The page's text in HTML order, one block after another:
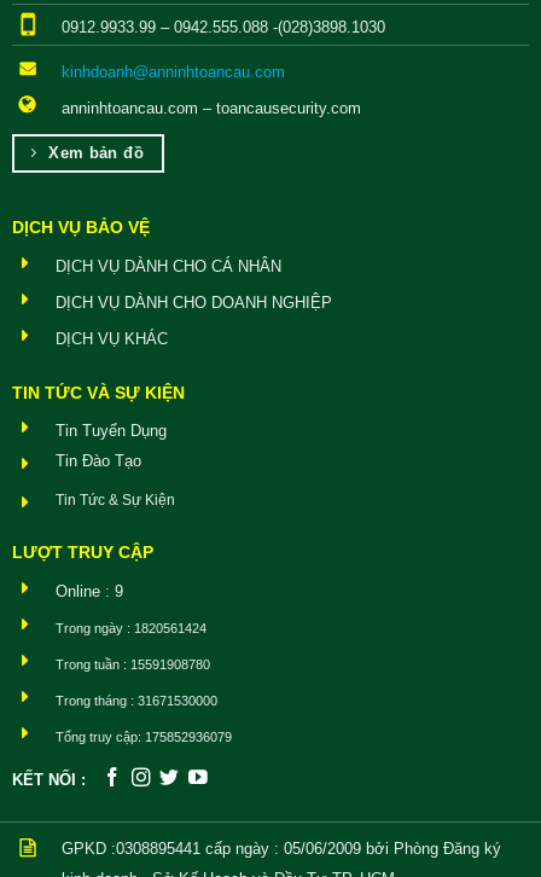
0912.9933.99 – 0942.555.088 -(028)3898.1030
kinhdoanh@anninhtoancau.com
anninhtoancau.com – toancausecurity.com
Xem bản đồ
DỊCH VỤ BẢO VỆ
DỊCH VỤ DÀNH CHO CÁ NHÂN
DỊCH VỤ DÀNH CHO DOANH NGHIỆP
DỊCH VỤ KHÁC
TIN TỨC VÀ SỰ KIỆN
Tin Tuyển Dụng
Tin Đào Tạo
Tin Tức & Sự Kiện
LƯỢT TRUY CẬP
Online : 9
Trong ngày : 1820561424
Trong tuần : 15591908780
Trong tháng : 31671530000
Tổng truy cập: 175852936079
KẾT NỐI :
GPKD :0308895441 cấp ngày : 05/06/2009 bởi Phòng Đăng ký